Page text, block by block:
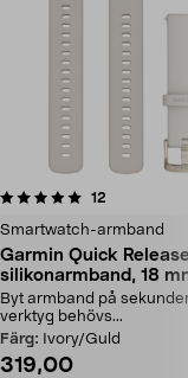
12
Smartwatch-armband
Garmin Quick
silikonarmband, 18
Byt armband på
verktyg behövs...
Färg:
Ivory/Guld
319,00
4.5 av 5 stjärnor